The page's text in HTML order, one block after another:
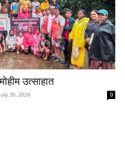
उत्साहात
July 30, 2026 0